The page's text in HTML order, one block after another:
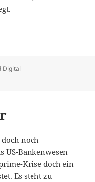
Digital
noch
US-Bankenwesen
Krise doch ein
Es steht zu